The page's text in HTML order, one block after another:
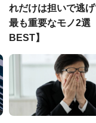
れだけは担いで逃
最も重要なモノ2選
BEST】